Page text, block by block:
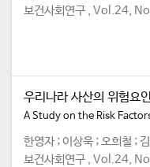
보건사회연구 , Vol.24,
우리나라 사산의 위험요
A Study on the Risk
한영자 ; 이상욱 ; 오희철 ;
보건사회연구 , Vol.24,